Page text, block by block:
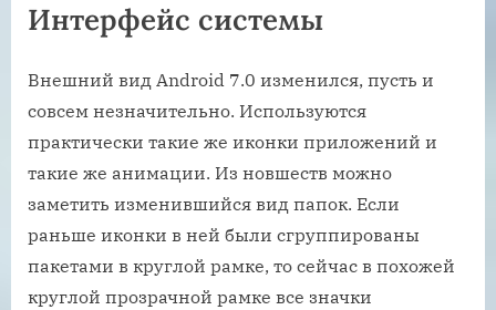
Интерфейс системы
Внешний вид Android 7.0 изменился, пусть и
совсем незначительно. Используются
практически такие же иконки приложений и
такие же анимации. Из новшеств можно
заметить изменившийся вид папок. Если
раньше иконки в ней были сгруппированы
пакетами в круглой рамке, то сейчас в похожей
круглой прозрачной рамке все значки